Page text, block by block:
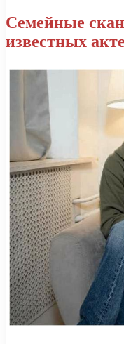
Семейные
известных